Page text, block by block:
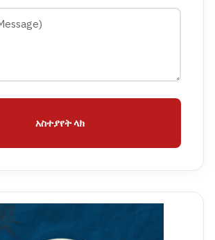
አስተያየት ላክ